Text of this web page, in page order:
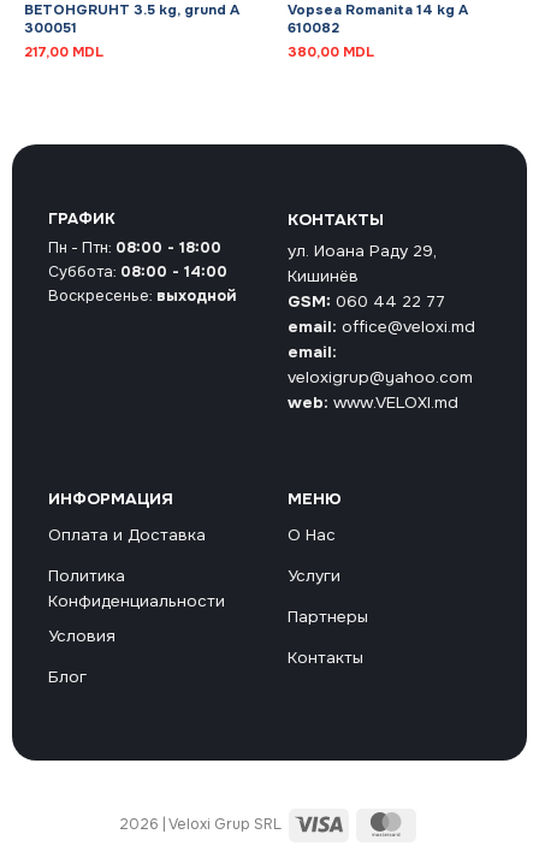
BETOHGRUHT 3.5 kg, grund A
300051
217,00 MDL
Vopsea Romanita 14 kg A
610082
380,00 MDL
КОНТАКТЫ
ул. Иоана Раду 29,
Кишинёв
GSM: 060 44 22 77
email: office@veloxi.md
email:
veloxigrup@yahoo.com
web: www.VELOXI.md
ИНФОРМАЦИЯ
Оплата и Доставка
Политика
Конфиденциальности
Условия
Блог
МЕНЮ
О Нас
Услуги
Партнеры
Контакты
ГРАФИК
Пн - Птн: 08:00 - 18:00
Суббота: 08:00 - 14:00
Воскресенье: выходной
2026 | Veloxi Grup SRL Visa